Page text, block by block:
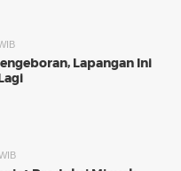
Lapangan Ini